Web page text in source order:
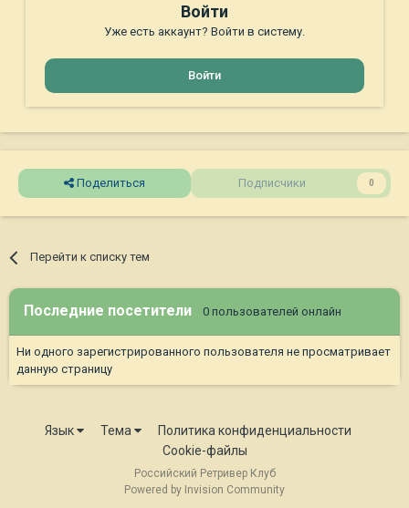
Войти
Уже есть аккаунт? Войти в систему.
Войти
Поделиться Подписчики 0
Перейти к списку тем
Последние посетители 0 пользователей онлайн
Ни одного зарегистрированного пользователя не просматривает
данную страницу
Язык Тема
Политика конфиденциальности
Cookie-файлы
Российский Ретривер Клуб
Powered by Invision Community